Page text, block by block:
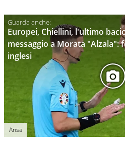
Europei, Chiellini, l'ultimo
messaggio a Morata "Alzala":
inglesi
Ansa